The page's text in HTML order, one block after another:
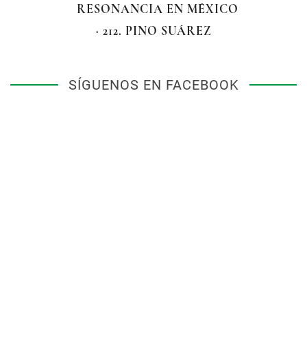
RESONANCIA EN MÉXICO
· 212. PINO SUÁREZ
SÍGUENOS EN FACEBOOK